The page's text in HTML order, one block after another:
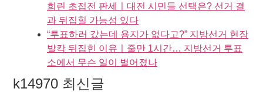
희린 초접전 판세ㅣ대전 시민들 선택은? 선거 결
과 뒤집힐 가능성 있다
“투표하러 갔는데 용지가 없다고?” 지방선거 현장
발칵 뒤집힌 이유ㅣ줄만 1시간… 지방선거 투표
소에서 무슨 일이 벌어졌나
k14970 최신글